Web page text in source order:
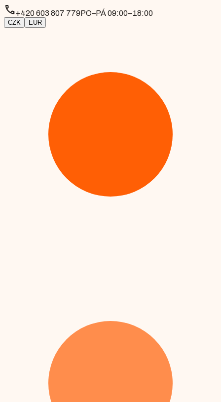
phone+420 603 807 779PO–PÁ 09:00–18:00
CZK EUR